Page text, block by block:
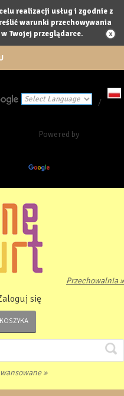
realizacji usług i zgodnie z
warunki przechowywania
Twojej przeglądarce.
Powered by
/
Przechowalnia »
się
»